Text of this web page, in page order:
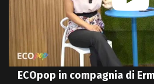
ECOpop in compagnia di